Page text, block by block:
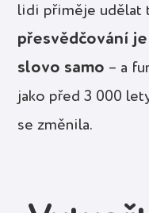
lidi přiměje udělat
přesvědčování
slovo samo – a
jako před 3 000
se změnila.